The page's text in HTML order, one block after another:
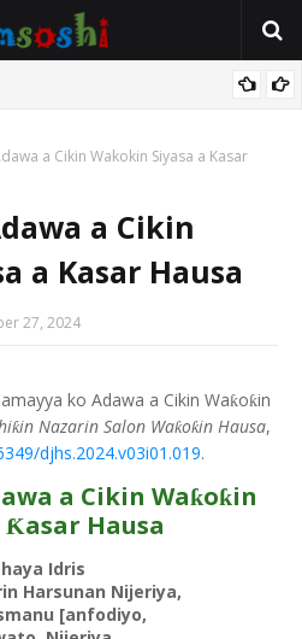
a Cikin Wakokin Siyasa a Kasar
a Cikin
a Kasar Hausa
27, 2024
ko Adawa a Cikin Waƙoƙin
ƙin Nazarin Salon Waƙoƙin Hausa,
djhs.2024.v03i01.019.
a Cikin Waƙoƙin
Ƙasar Hausa
Idris
Harsunan Nijeriya,
[anfodiyo,